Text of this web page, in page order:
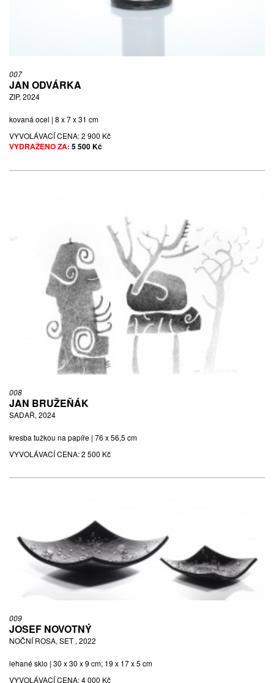
007
JAN ODVÁRKA
ZIP, 2024
kovaná ocel | 8 x 7 x 31 cm
VYVOLÁVACÍ CENA:2 900 Kč
VYDRAŽENO ZA: 5 500 Kč
008
JAN BRUŽEŇÁK
SADAŘ, 2024
kresba tužkou na papíře | 76 x 56,5 cm
VYVOLÁVACÍ CENA:2 500 Kč
009
JOSEF NOVOTNÝ
NOČNÍ ROSA, SET , 2022
lehané sklo | 30 x 30 x 9 cm; 19 x 17 x 5 cm
VYVOLÁVACÍ CENA:4 000 Kč